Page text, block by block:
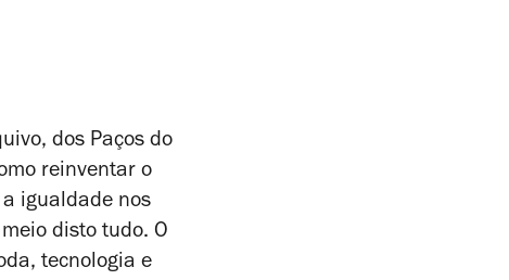
dos Paços do
reinventar o
igualdade nos
disto tudo. O
tecnologia e